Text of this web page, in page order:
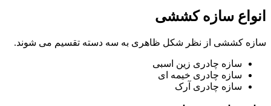
انواع سازه کششی
سازه کششی از نظر شکل ظاهری به سه دسته تقسیم می شوند.
سازه چادری زین اسبی
سازه چادری خیمه ای
سازه چادری آرک